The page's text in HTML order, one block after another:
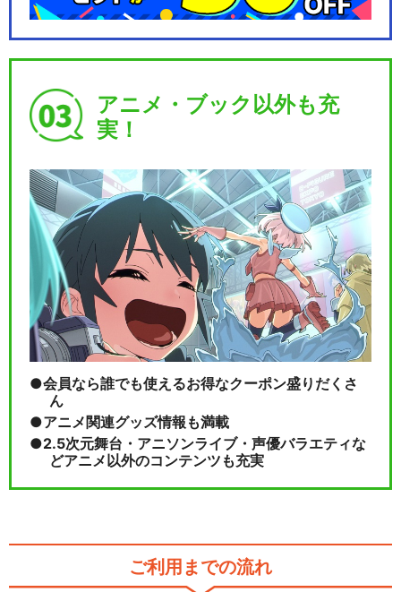
アニメ・ブック以外も充
実！
会員なら誰でも使えるお得なクーポン盛りだくさ
ん
アニメ関連グッズ情報も満載
2.5次元舞台・アニソンライブ・声優バラエティな
どアニメ以外のコンテンツも充実
ご利用までの流れ